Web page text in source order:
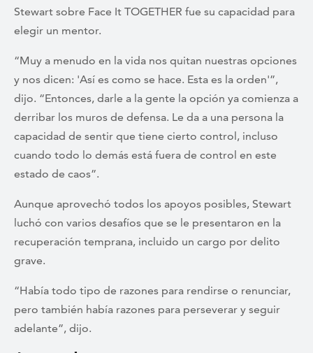
Stewart sobre Face It TOGETHER fue su capacidad para
elegir un mentor.
“Muy a menudo en la vida nos quitan nuestras opciones
y nos dicen: 'Así es como se hace. Esta es la orden'”,
dijo. “Entonces, darle a la gente la opción ya comienza a
derribar los muros de defensa. Le da a una persona la
capacidad de sentir que tiene cierto control, incluso
cuando todo lo demás está fuera de control en este
estado de caos”.
Aunque aprovechó todos los apoyos posibles, Stewart
luchó con varios desafíos que se le presentaron en la
recuperación temprana, incluido un cargo por delito
grave.
“Había todo tipo de razones para rendirse o renunciar,
pero también había razones para perseverar y seguir
adelante”, dijo.